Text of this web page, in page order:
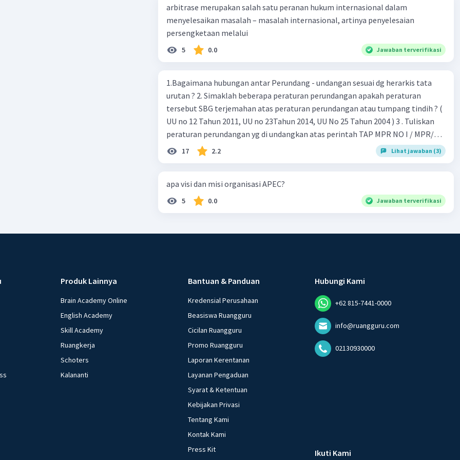
arbitrase merupakan salah satu peranan hukum internasional dalam
menyelesaikan masalah – masalah internasional, artinya penyelesaian
persengketaan melalui
5 0.0 Jawaban terverifikasi
1.Bagaimana hubungan antar Perundang - undangan sesuai dg herarkis tata
urutan ? 2. Simaklah beberapa peraturan perundangan apakah peraturan
tersebut SBG terjemahan atas peraturan perundangan atau tumpang tindih ? (
UU no 12 Tahun 2011, UU no 23Tahun 2014, UU No 25 Tahun 2004 ) 3 . Tuliskan
peraturan perundangan yg di undangkan atas perintah TAP MPR NO I / MPR/
2003 4.sebutkan produk UU atas perintah UUD NRI Tahun 1945 ( pasal18, pasal
22, pasal 23, Pasal 26 , Pasal 27,pasal ,pasal 28, pasal 29, pasal 30 ,pasal 31 dan
17 2.2 Lihat jawaban (3)
apa visi dan misi organisasi APEC?
5 0.0 Jawaban terverifikasi
Produk Lainnya
Brain Academy Online
English Academy
Skill Academy
Ruangkerja
Schoters
Kalananti
Bantuan & Panduan
Kredensial Perusahaan
Beasiswa Ruangguru
Cicilan Ruangguru
Promo Ruangguru
Laporan Kerentanan
Layanan Pengaduan
Syarat & Ketentuan
Kebijakan Privasi
Tentang Kami
Kontak Kami
Press Kit
Hubungi Kami
+62 815-7441-0000
info@ruangguru.com
02130930000
Ikuti Kami